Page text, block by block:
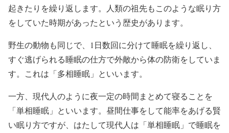
起きたりを繰り返します。人類の祖先もこのような眠り方
をしていた時期があったという歴史があります。
野生の動物も同じで、1日数回に分けて睡眠を繰り返し、
すぐ逃げられる睡眠の仕方で外敵から体の防衛をしていま
す。これは「多相睡眠」といいます。
一方、現代人のように夜一定の時間まとめて寝ることを
「単相睡眠」といいます。昼間仕事をして能率をあげる賢
い眠り方ですが、はたして現代人は「単相睡眠」で睡眠を